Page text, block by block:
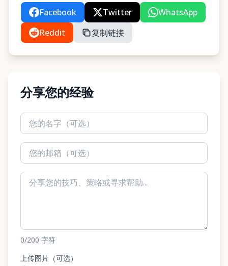
Facebook Twitter
WhatsApp
Reddit
复制链接
分享您的经验
0/200 字符
上传图片（可选）